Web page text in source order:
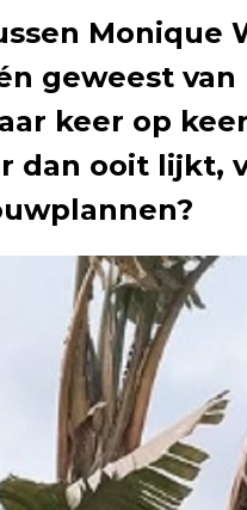
Monique
geweest
keer op
dan ooit lijkt,